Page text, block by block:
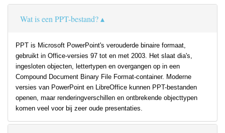
Wat is een PPT-bestand?
PPT is Microsoft PowerPoint's verouderde binaire formaat,
gebruikt in Office-versies 97 tot en met 2003. Het slaat dia's,
ingesloten objecten, lettertypen en overgangen op in een
Compound Document Binary File Format-container. Moderne
versies van PowerPoint en LibreOffice kunnen PPT-bestanden
openen, maar renderingverschillen en ontbrekende objecttypen
komen veel voor bij zeer oude presentaties.